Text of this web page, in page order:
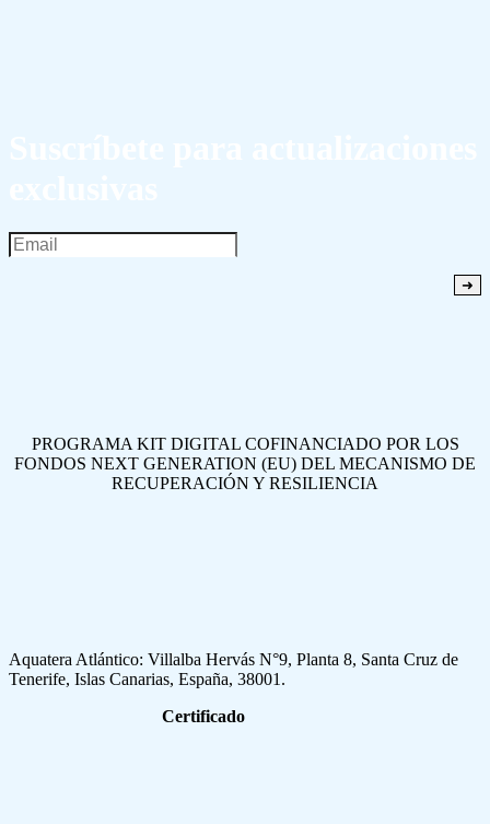
PROGRAMA KIT DIGITAL COFINANCIADO POR LOS
FONDOS NEXT GENERATION (EU) DEL MECANISMO DE
RECUPERACIÓN Y RESILIENCIA
Aquatera Atlántico: Villalba Hervás N°9, Planta 8, Santa Cruz de
Tenerife, Islas Canarias, España, 38001.
Certificado